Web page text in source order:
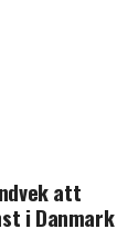
att
i Danmark